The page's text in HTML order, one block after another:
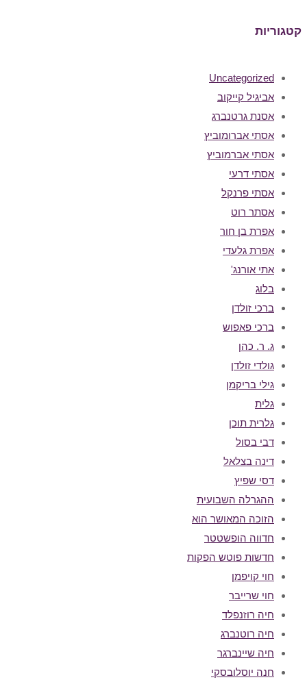
קטגוריות
Uncategorized
אביגיל קייקוב
אסנת גרטנברג
אסתי אברומוביץ
אסתי אברמוביץ
אסתי דרעי
אסתי פרנקל
אסתר רוט
אפרת בן חור
אפרת גלעדי
אתי אורנג'
בלוג
ברכי זולדן
ברכי פאפוש
ג. ר. כהן
גולדי זולדן
גילי בריקמן
גלית
גלרית תוכן
דבי בסול
דינה בצלאל
דסי שפיץ
ההגרלה השבועית
הזוכה המאושר הוא
חדווה הופשטטר
חדשות פוטש הפקות
חוי קויפמן
חוי שרייבר
חיה רוזנפלד
חיה רוטנברג
חיה שיינברגר
חנה יוסלובסקי